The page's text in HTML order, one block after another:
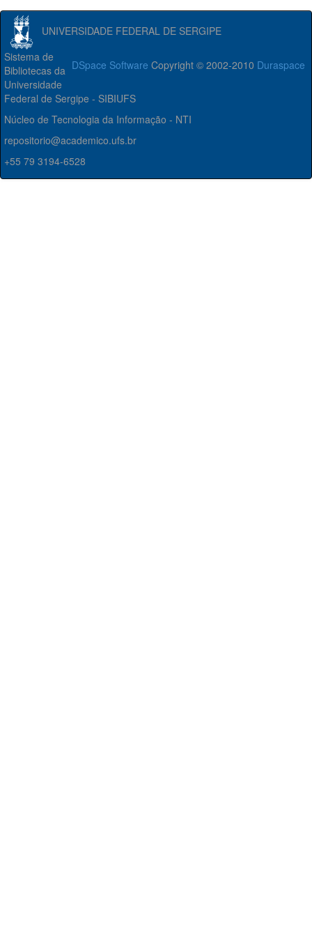
UNIVERSIDADE FEDERAL DE SERGIPE
DSpace Software Copyright © 2002-2010 Duraspace
Sistema de
Bibliotecas da
Universidade
Federal de Sergipe - SIBIUFS
Núcleo de Tecnologia da Informação - NTI
repositorio@academico.ufs.br
+55 79 3194-6528